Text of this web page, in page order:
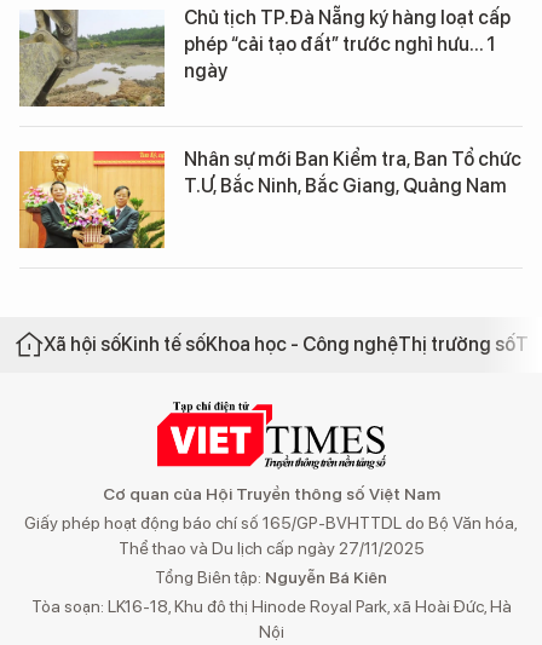
Chủ tịch TP.Đà Nẵng ký hàng loạt cấp
phép “cải tạo đất” trước nghỉ hưu... 1
ngày
Nhân sự mới Ban Kiểm tra, Ban Tổ chức
T.Ư, Bắc Ninh, Bắc Giang, Quảng Nam
Xã hội sốKinh tế sốKhoa học - Công nghệThị trường số
Cơ quan của Hội Truyền thông số Việt Nam
Giấy phép hoạt động báo chí số 165/GP-BVHTTDL do Bộ Văn hóa,
Thể thao và Du lịch cấp ngày 27/11/2025
Tổng Biên tập: Nguyễn Bá Kiên
Tòa soạn: LK16-18, Khu đô thị Hinode Royal Park, xã Hoài Đức, Hà
Nội